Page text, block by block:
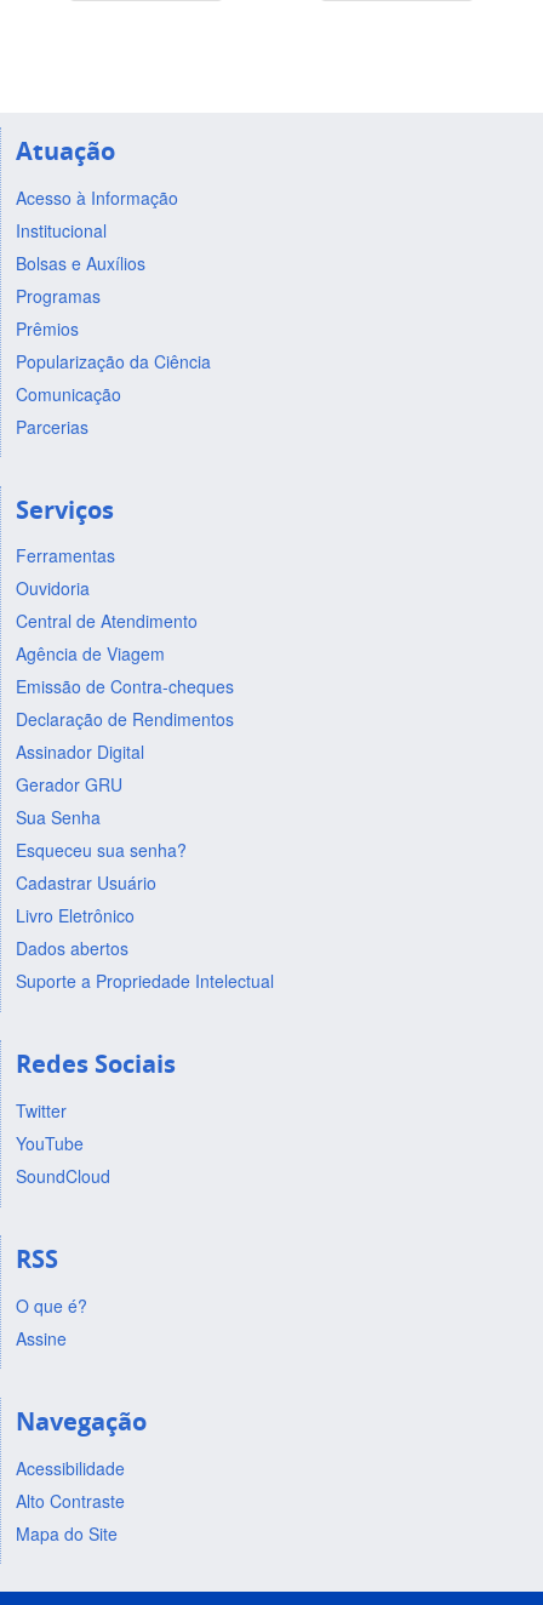
Atuação
Acesso à Informação
Institucional
Bolsas e Auxílios
Programas
Prêmios
Popularização da Ciência
Comunicação
Parcerias
Serviços
Ferramentas
Ouvidoria
Central de Atendimento
Agência de Viagem
Emissão de Contra-cheques
Declaração de Rendimentos
Assinador Digital
Gerador GRU
Sua Senha
Esqueceu sua senha?
Cadastrar Usuário
Livro Eletrônico
Dados abertos
Suporte a Propriedade Intelectual
Redes Sociais
Twitter
YouTube
SoundCloud
RSS
O que é?
Assine
Navegação
Acessibilidade
Alto Contraste
Mapa do Site